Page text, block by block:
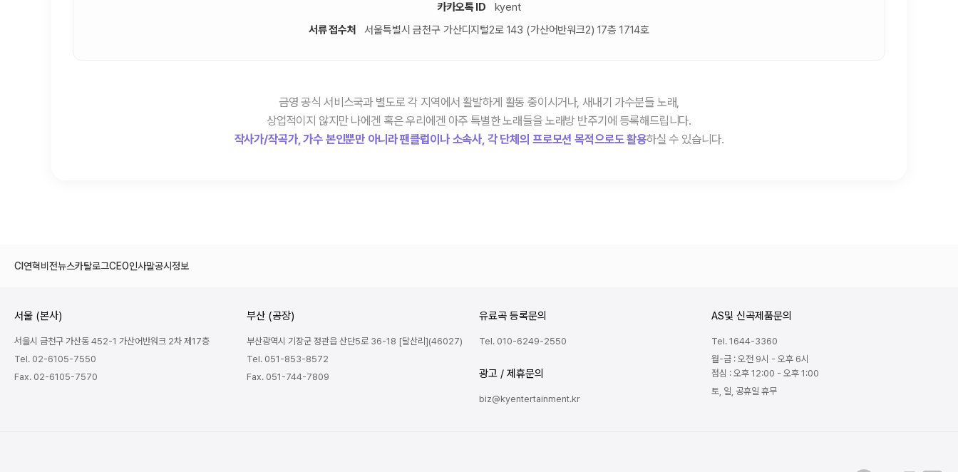
카카오톡 ID
kyent
서류 접수처
서울특별시 금천구 가산디지털2로 143 (가산어반워크2) 17층 1714호
금영 공식 서비스국과 별도로 각 지역에서 활발하게 활동 중이시거나, 새내기 가수분들 노래,
상업적이지 않지만 나에겐 혹은 우리에겐 아주 특별한 노래들을 노래방 반주기에 등록해드립니다.
작사가/작곡가, 가수 본인뿐만 아니라 팬클럽이나 소속사, 각 단체의 프로모션 목적으로도 활용하실 수 있습니다.
CI 연혁비전뉴스카탈로그CEO인사말공시정보
서울 (본사)
서울시 금천구 가산동 452-1 가산어반워크 2차 제17층
Tel. 02-6105-7550
Fax. 02-6105-7570
부산 (공장)
부산광역시 기장군 정관읍 산단5로 36-18 [달산리](46027)
Tel. 051-853-8572
Fax. 051-744-7809
유료곡 등록문의
Tel. 010-6249-2550
광고 / 제휴문의
biz@kyentertainment.kr
AS및 신곡제품문의
Tel. 1644-3360
월-금 : 오전 9시 - 오후 6시
점심 : 오후 12:00 - 오후 1:00
토, 일, 공휴일 휴무